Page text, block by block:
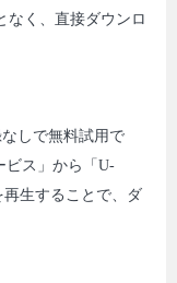
なく、直接ダウンロ
しで無料試用で
ビス」から「U-
生することで、ダ